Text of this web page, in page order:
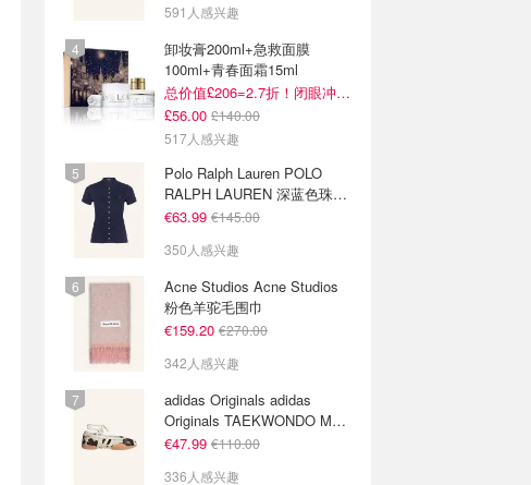
591人感兴趣
卸妆膏200ml+急救面膜
100ml+青春面霜15ml
总价值£206=2.7折！闭眼冲这套！
£56.00 £140.00
517人感兴趣
Polo Ralph Lauren POLO
RALPH LAUREN 深蓝色珠地
布 Polo衫
€63.99 €145.00
350人感兴趣
Acne Studios Acne Studios
粉色羊驼毛围巾
€159.20 €270.00
342人感兴趣
adidas Originals adidas
Originals TAEKWONDO MEI
芭蕾鞋 棕色米色
€47.99 €110.00
336人感兴趣